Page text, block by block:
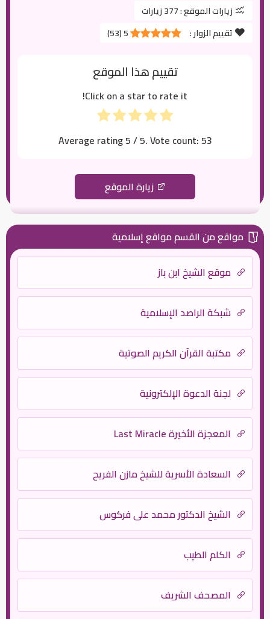
زيارات الموقع :377 زيارات
تقييم الزوار :
5
(
53
)
تقييم هذا الموقع
Click on a star to rate it!
Average rating5/ 5. Vote count:53
زيارة الموقع
مواقع من القسم مواقع إسلامية
موقع الشيخ ابن باز
شبكة الراصد الإسلامية
مكتبة القرآن الكريم الصوتية
لجنة الدعوة الإلكترونية
المعجزة الأخيرة Last Miracle
السعادة الأسرية للشيخ مازن الفريح
الشيخ الدكتور محمد علي فركوس
الكلم الطيب
المصحف الشريف